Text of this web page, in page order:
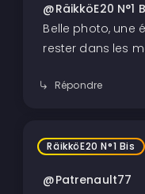
@RäikköE20 N°1
Belle photo, une
rester dans les
Répondre
RäikköE20 N°1 Bis
@Patrenault77